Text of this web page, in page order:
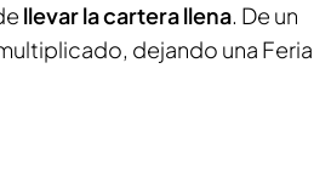
llevar la cartera llena. De un
dejando una Feria